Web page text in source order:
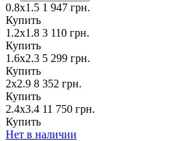
0.8х1.5 1 947 грн.
Купить
1.2х1.8 3 110 грн.
Купить
1.6х2.3 5 299 грн.
Купить
2х2.9 8 352 грн.
Купить
2.4х3.4 11 750 грн.
Купить
Нет в наличии